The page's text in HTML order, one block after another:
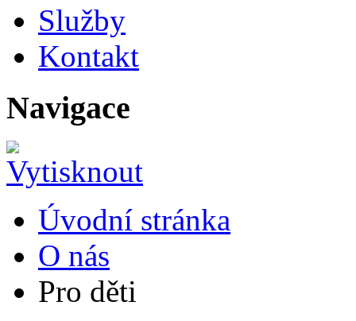
Služby
Kontakt
Navigace
Úvodní stránka
O nás
Pro děti